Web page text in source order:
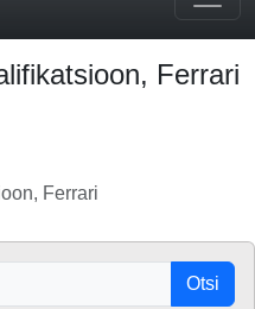
Ferrari
Ferrari
Otsi